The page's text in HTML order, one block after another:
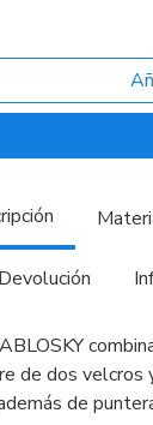
de dos velcros
de